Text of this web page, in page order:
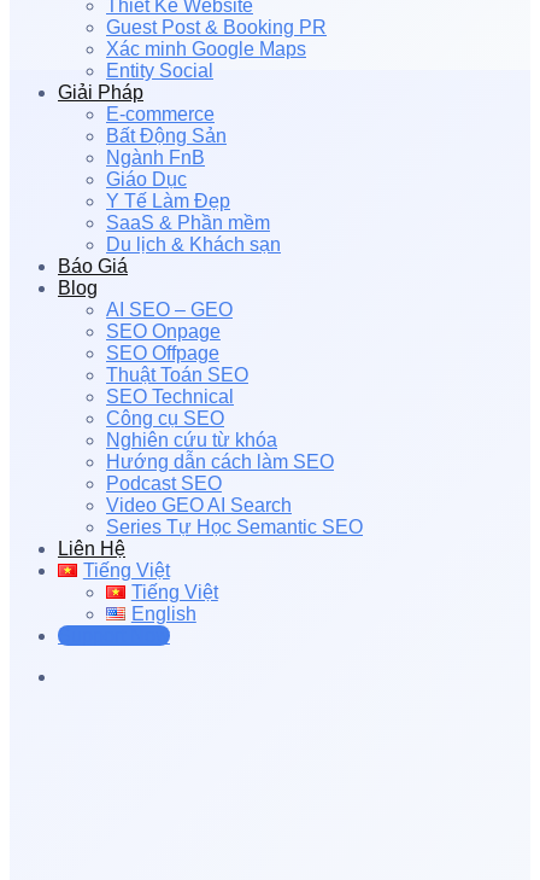
Thiết Kế Website
Guest Post & Booking PR
Xác minh Google Maps
Entity Social
Giải Pháp
E-commerce
Bất Động Sản
Ngành FnB
Giáo Dục
Y Tế Làm Đẹp
SaaS & Phần mềm
Du lịch & Khách sạn
Báo Giá
Blog
AI SEO – GEO
SEO Onpage
SEO Offpage
Thuật Toán SEO
SEO Technical
Công cụ SEO
Nghiên cứu từ khóa
Hướng dẫn cách làm SEO
Podcast SEO
Video GEO AI Search
Series Tự Học Semantic SEO
Liên Hệ
Tiếng Việt
Tiếng Việt
English
Support Now